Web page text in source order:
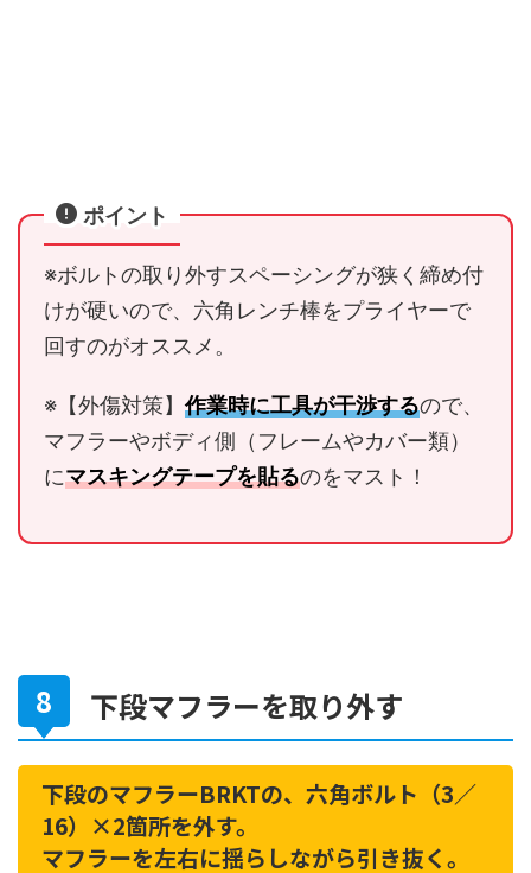
ポイント
※ボルトの取り外すスペーシングが狭く締め付
けが硬いので、六角レンチ棒をプライヤーで
回すのがオススメ。
※【外傷対策】作業時に工具が干渉するので、
マフラーやボディ側（フレームやカバー類）
にマスキングテープを貼るのをマスト！
下段マフラーを取り外す
下段のマフラーBRKTの、六角ボルト（3／
16）×2箇所を外す。
マフラーを左右に揺らしながら引き抜く。